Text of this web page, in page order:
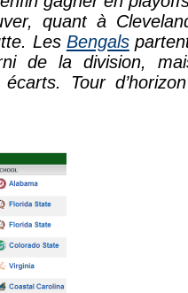
quant à
Les Bengals
de la division,
Tour